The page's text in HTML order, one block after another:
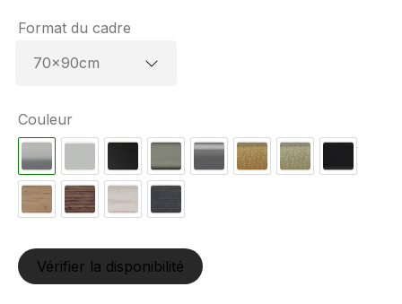
Format du cadre
Couleur
Vérifier la disponibilité